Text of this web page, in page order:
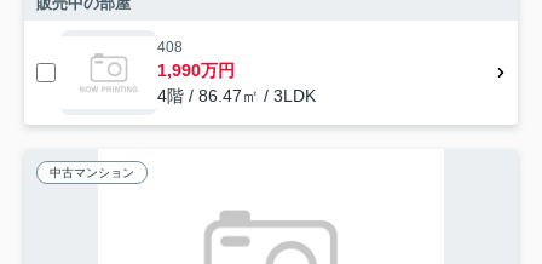
408
1,990万円
4階 / 86.47㎡ / 3LDK
中古マンション